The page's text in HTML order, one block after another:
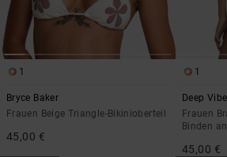
1
Bryce Baker
Frauen Beige Triangle-Bikinioberteil
45,00 €
1
Deep Vibe
Frauen
Binden
45,00 €